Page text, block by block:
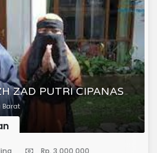
ZAD PUTRI CIPANAS
Barat